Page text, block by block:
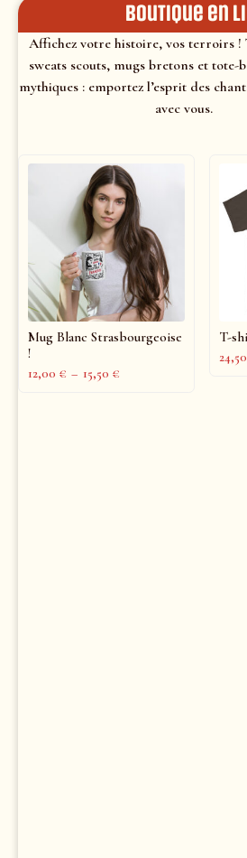
Boutique en
Affichez votre histoire, vos terroirs !
sweats scouts, mugs bretons et tote-
mythiques : emportez l’esprit des
avec vous.
Mug Blanc Strasbourgeoise
!
12,00 € – 15,50 €
T-
24,50